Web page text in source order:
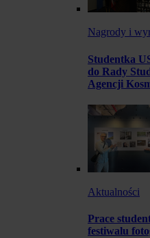
Nagrody i
Studentka
do Rady
Agencji
Aktualności
Prace
festiwalu